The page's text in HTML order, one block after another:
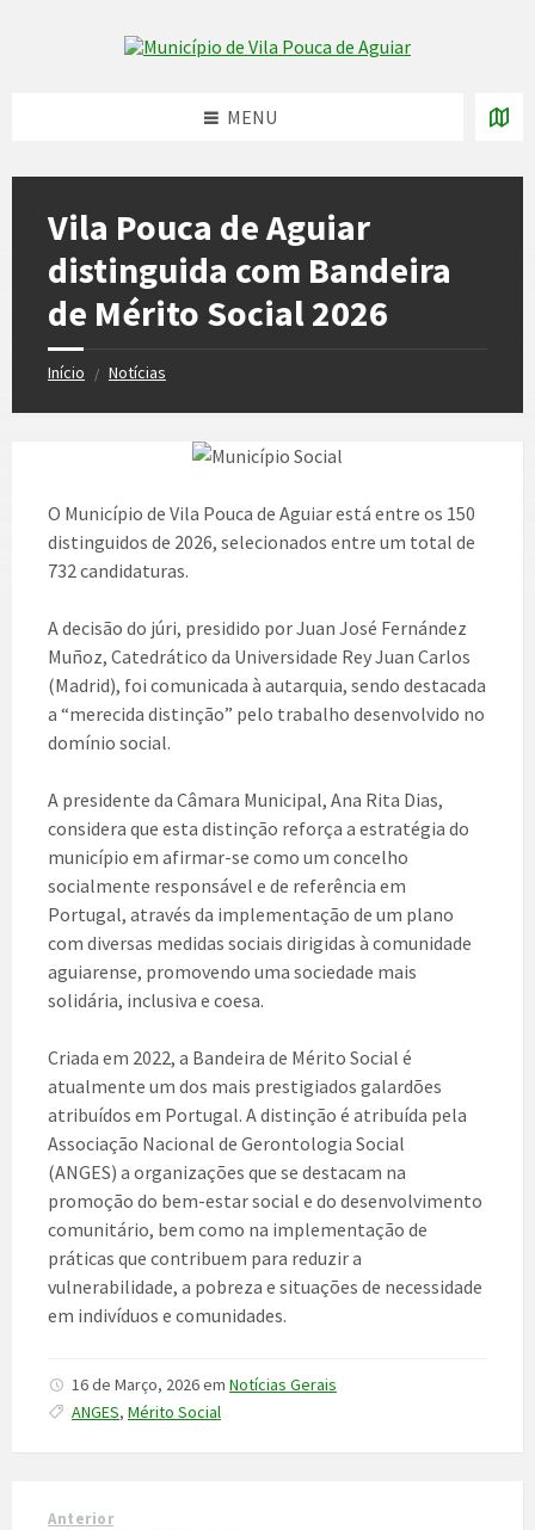
Skip to content
MENU
Vila Pouca de Aguiar
distinguida com Bandeira
de Mérito Social 2026
Início / Notícias
O Município de Vila Pouca de Aguiar está entre os 150
distinguidos de 2026, selecionados entre um total de
732 candidaturas.
A decisão do júri, presidido por Juan José Fernández
Muñoz, Catedrático da Universidade Rey Juan Carlos
(Madrid), foi comunicada à autarquia, sendo destacada
a “merecida distinção” pelo trabalho desenvolvido no
domínio social.
A presidente da Câmara Municipal, Ana Rita Dias,
considera que esta distinção reforça a estratégia do
município em afirmar-se como um concelho
socialmente responsável e de referência em
Portugal, através da implementação de um plano
com diversas medidas sociais dirigidas à comunidade
aguiarense, promovendo uma sociedade mais
solidária, inclusiva e coesa.
Criada em 2022, a Bandeira de Mérito Social é
atualmente um dos mais prestigiados galardões
atribuídos em Portugal. A distinção é atribuída pela
Associação Nacional de Gerontologia Social
(ANGES) a organizações que se destacam na
promoção do bem-estar social e do desenvolvimento
comunitário, bem como na implementação de
práticas que contribuem para reduzir a
vulnerabilidade, a pobreza e situações de necessidade
em indivíduos e comunidades.
16 de Março, 2026em Notícias Gerais
ANGES, Mérito Social
Anterior